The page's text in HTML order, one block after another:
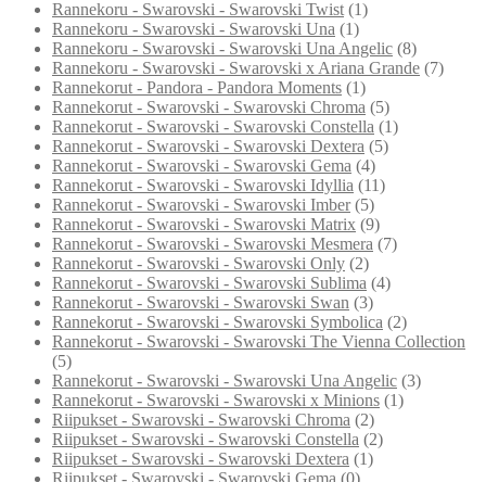
Rannekoru - Swarovski - Swarovski Twist (1)
Rannekoru - Swarovski - Swarovski Una (1)
Rannekoru - Swarovski - Swarovski Una Angelic (8)
Rannekoru - Swarovski - Swarovski x Ariana Grande (7)
Rannekorut - Pandora - Pandora Moments (1)
Rannekorut - Swarovski - Swarovski Chroma (5)
Rannekorut - Swarovski - Swarovski Constella (1)
Rannekorut - Swarovski - Swarovski Dextera (5)
Rannekorut - Swarovski - Swarovski Gema (4)
Rannekorut - Swarovski - Swarovski Idyllia (11)
Rannekorut - Swarovski - Swarovski Imber (5)
Rannekorut - Swarovski - Swarovski Matrix (9)
Rannekorut - Swarovski - Swarovski Mesmera (7)
Rannekorut - Swarovski - Swarovski Only (2)
Rannekorut - Swarovski - Swarovski Sublima (4)
Rannekorut - Swarovski - Swarovski Swan (3)
Rannekorut - Swarovski - Swarovski Symbolica (2)
Rannekorut - Swarovski - Swarovski The Vienna Collection
(5)
Rannekorut - Swarovski - Swarovski Una Angelic (3)
Rannekorut - Swarovski - Swarovski x Minions (1)
Riipukset - Swarovski - Swarovski Chroma (2)
Riipukset - Swarovski - Swarovski Constella (2)
Riipukset - Swarovski - Swarovski Dextera (1)
Riipukset - Swarovski - Swarovski Gema (0)